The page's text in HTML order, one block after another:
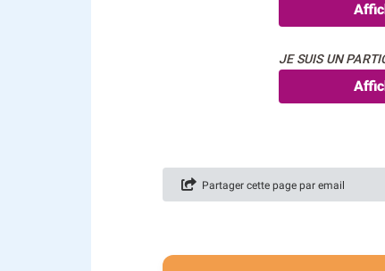
JE SUIS UN
Partager cette page par email